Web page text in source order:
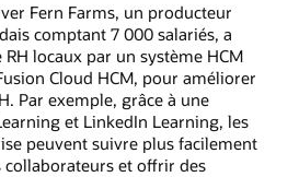
Fern Farms, un producteur
comptant 7 000 salariés, a
locaux par un système HCM
Cloud HCM, pour améliorer
Par exemple, grâce à une
et LinkedIn Learning, les
peuvent suivre plus facilement
et offrir des